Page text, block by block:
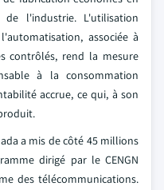
de l'industrie. L'utilisation
associée à
contrôlés, rend la mesure
à la consommation
accrue, ce qui, à son
a mis de côté 45 millions
dirigé par le CENGN
des télécommunications.